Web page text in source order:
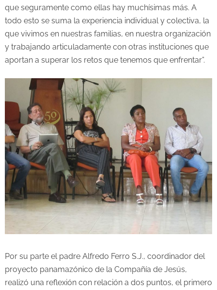
que seguramente como ellas hay muchísimas más. A
todo esto se suma la experiencia individual y colectiva, la
que vivimos en nuestras familias, en nuestra organización
y trabajando articuladamente con otras instituciones que
aportan a superar los retos que tenemos que enfrentar”.
Por su parte el padre Alfredo Ferro S.J., coordinador del
proyecto panamazónico de la Compañía de Jesús,
realizó una reflexión con relación a dos puntos, el primero